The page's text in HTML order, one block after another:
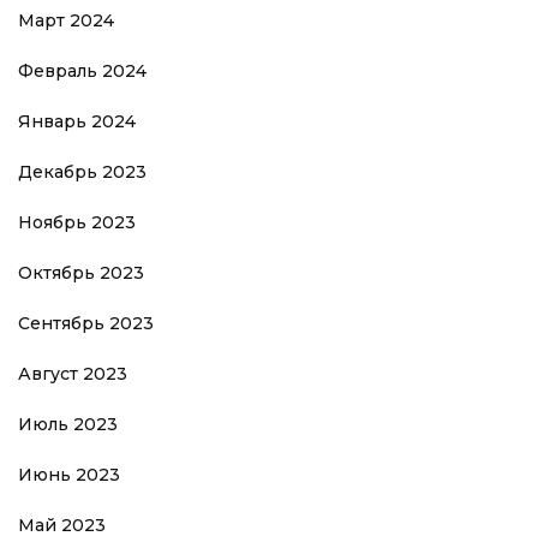
Март 2024
Февраль 2024
Январь 2024
Декабрь 2023
Ноябрь 2023
Октябрь 2023
Сентябрь 2023
Август 2023
Июль 2023
Июнь 2023
Май 2023